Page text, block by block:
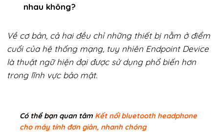
nhau không?
Về cơ bản, cả hai đều chỉ những thiết bị nằm ở điểm
cuối của hệ thống mạng, tuy nhiên Endpoint Device
là thuật ngữ hiện đại được sử dụng phổ biến hơn
trong lĩnh vực bảo mật.
Có thể bạn quan tâm Kết nối bluetooth headphone
cho máy tính đơn giản, nhanh chóng